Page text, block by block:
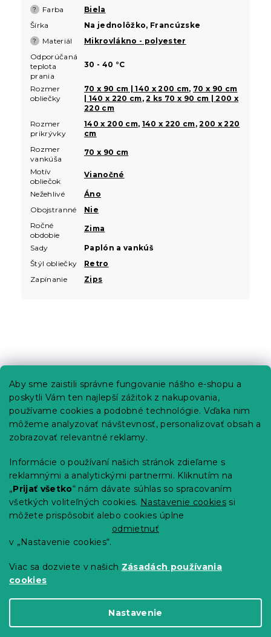
Aby sme zaistili správne fungovanie nášho e-shopu a
poskytli Vám ten najlepší zážitok z nakupovania,
používame cookies a podobné technológie. Vďaka nim
môžeme analyzovať návštevnosť, personalizovať obsah a
zobrazovať relevantné reklamy.
Informácie o používaní našich stránok zdieľame s
reklamnými a analytickými partnermi. Kliknutím na
„Prijať všetko“ nám dávate súhlas so spracovaním
všetkých voliteľných cookies. Nastavenie cookies si
môžete prispôsobiť alebo cookies úplne
odmietnuť
v „Nastavenie cookies“.
Viac sa dozviete v našich Zásadách používania
cookies
Nastavenie
? Farba
Biela
Šírka
Na jednolôžko, Francúzske
? Materiál
Mikrovlákno - polyester
Odporúčaná
teplota
prania
30 - 40 °C
Rozmer
obliečky
70 x 90 cm | 140 x 200 cm, 70 x 90 cm
| 140 x 220 cm,2 ks 70 x 90 cm | 200 x
220 cm
Rozmer
prikrývky
140 x 200 cm, 140 x 220 cm,200 x 220
cm
Rozmer
vankúša
70 x 90 cm
Motív
obliečok
Vianočné
Nežehlivé
Áno
Obojstranné
Nie
Ročné
obdobie
Zima
Sady
Paplón a vankúš
Štýl obliečky
Retro
Zapínanie
Zips
á
Informácie pre vás
Predajne
Sledovanie objednávky
Možnosti doručenia
Reklamácie a vrátenie tovaru
Kontakty
Obchodné podmienky
Podmienky ochrany osobných údajov
Pre partnerov